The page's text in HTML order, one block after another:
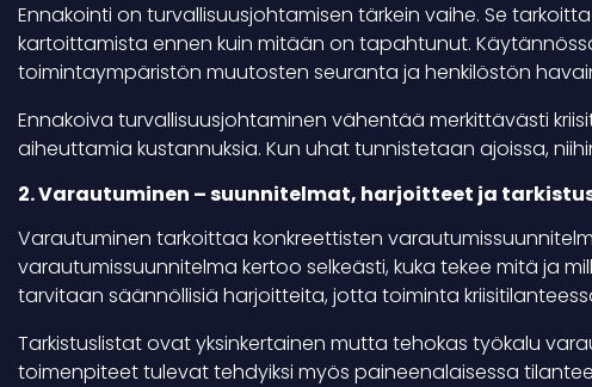
Ennakointi on turvallisuusjohtamisen tärkein vaihe. Se
kartoittamista ennen kuin mitään on tapahtunut.
toimintaympäristön muutosten seuranta ja henkilöstön
Ennakoiva turvallisuusjohtaminen vähentää merkittävästi
aiheuttamia kustannuksia. Kun uhat tunnistetaan ajoissa,
2. Varautuminen – suunnitelmat, harjoitteet ja
Varautuminen tarkoittaa konkreettisten
varautumissuunnitelma kertoo selkeästi, kuka tekee mitä ja
tarvitaan säännöllisiä harjoitteita, jotta toiminta
Tarkistuslistat ovat yksinkertainen mutta tehokas työkalu
toimenpiteet tulevat tehdyiksi myös paineenalaisessa